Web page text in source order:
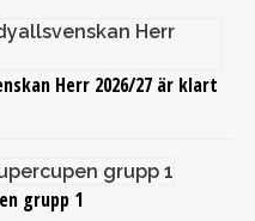
Herr 2026/27 är klart
grupp 1